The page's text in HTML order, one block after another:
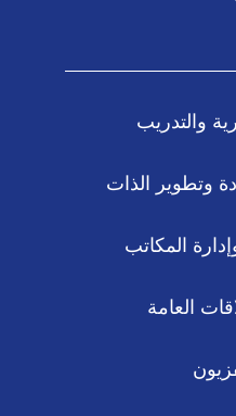
والتدريب
وتطوير الذات
المكاتب
العامة